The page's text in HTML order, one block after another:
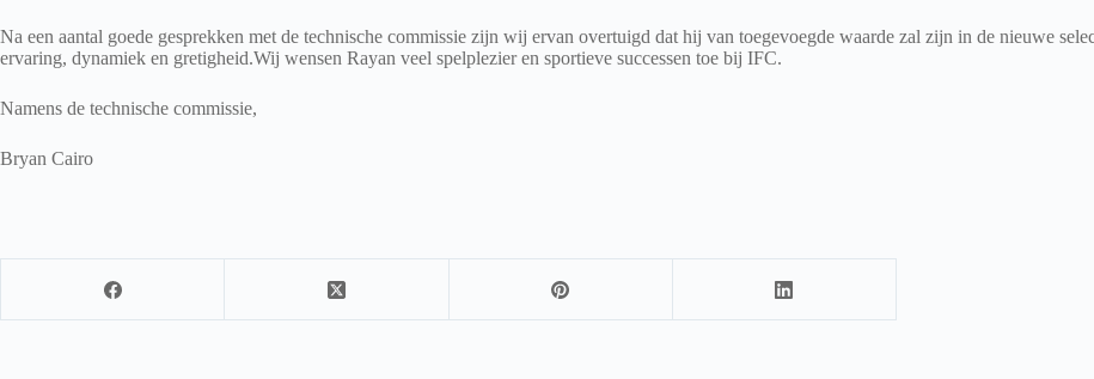
Na een aantal goede gesprekken met de technische commissie zijn wij ervan overtuigd dat hij van toegevoegde waarde zal zijn in de nieuwe
ervaring, dynamiek en gretigheid.Wij wensen Rayan veel spelplezier en sportieve successen toe bij IFC.
Namens de technische commissie,
Bryan Cairo